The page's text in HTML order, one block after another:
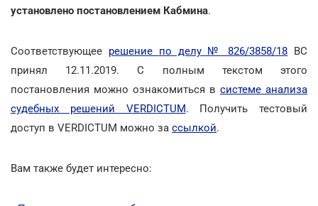
установлено постановлением Кабмина.
Соответствующее решение по делу № 826/3858/18 ВС
принял 12.11.2019. С полным текстом этого
постановления можно ознакомиться в системе анализа
судебных решений VERDICTUM. Получить тестовый
доступ в VERDICTUM можно за ссылкой.
Вам также будет интересно: